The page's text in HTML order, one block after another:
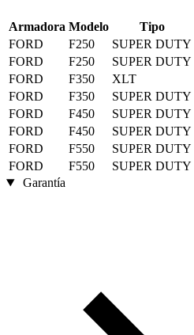
Armadora Modelo Tipo
FORD
F250 SUPER DUTY
FORD
F250 SUPER DUTY
FORD
F350 XLT
FORD
F350 SUPER DUTY
FORD
F450 SUPER DUTY
FORD
F450 SUPER DUTY
FORD
F550 SUPER DUTY
FORD
F550 SUPER DUTY
Garantía